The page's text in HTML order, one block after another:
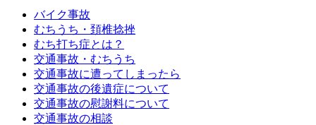
バイク事故
むちうち・頚椎捻挫
むち打ち症とは？
交通事故・むちうち
交通事故に遭ってしまったら
交通事故の後遺症について
交通事故の慰謝料について
交通事故の相談